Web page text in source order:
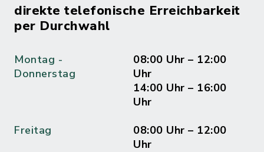
direkte telefonische Erreichbarkeit
per Durchwahl
Montag -
Donnerstag
08:00 Uhr – 12:00
Uhr
14:00 Uhr – 16:00
Uhr
Freitag
08:00 Uhr – 12:00
Uhr